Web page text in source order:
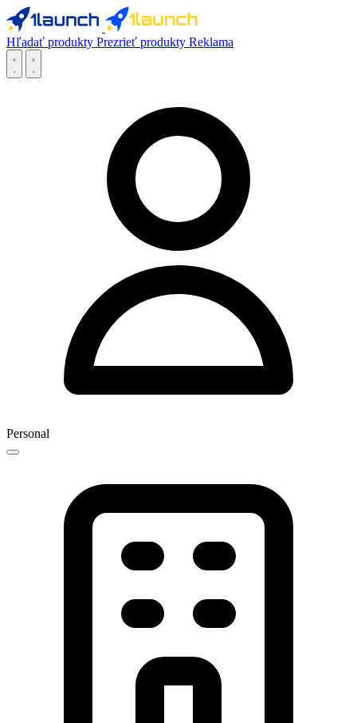
Hľadať produkty Prezrieť produkty Reklama
Personal